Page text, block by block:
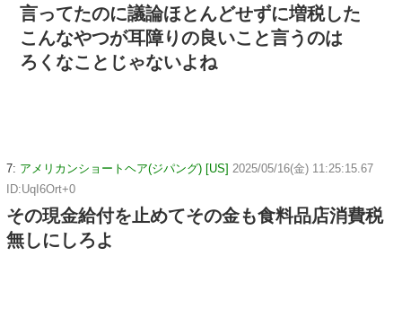
言ってたのに議論ほとんどせずに増税した
こんなやつが耳障りの良いこと言うのは
ろくなことじゃないよね
7: アメリカンショートヘア(ジパング) [US] 2025/05/16(金) 11:25:15.67
ID:UqI6Ort+0
その現金給付を止めてその金も食料品店消費税
無しにしろよ